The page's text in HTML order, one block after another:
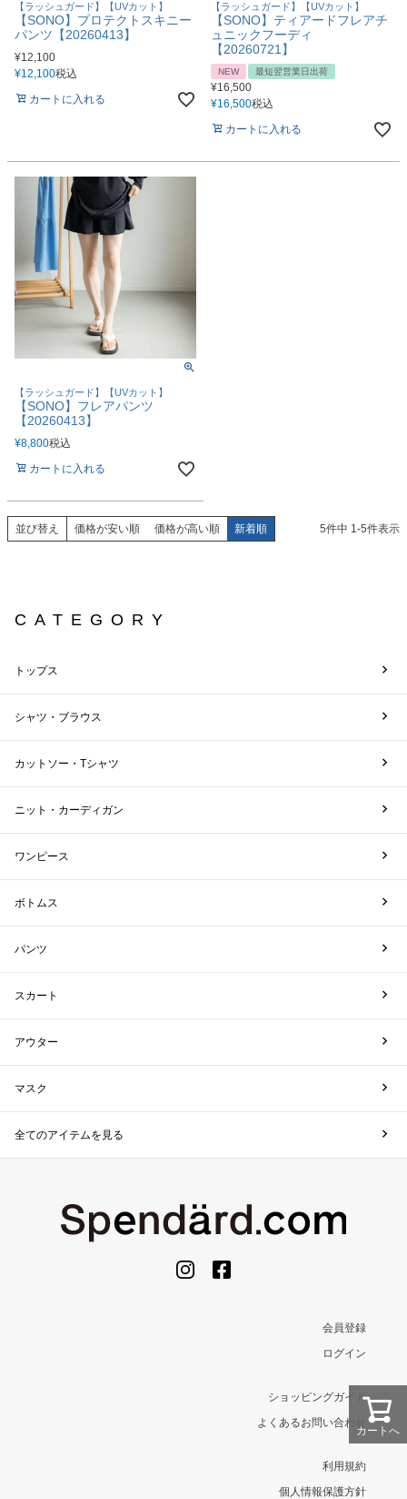
【ラッシュガード】【UVカット】
【SONO】プロテクトスキニー
パンツ【20260413】
¥12,100
¥12,100税込
カートに入れる
【ラッシュガード】【UVカット】
【SONO】ティアードフレアチ
ュニックフーディ
【20260721】
NEW 最短翌営業日出荷
¥16,500
¥16,500税込
カートに入れる
【ラッシュガード】【UVカット】
【SONO】フレアパンツ
【20260413】
¥8,800税込
カートに入れる
並び替え 価格が安い順 価格が高い順 新着順 5件中 1-5件表示
カートへ
CATEGORY
トップス
シャツ・ブラウス
カットソー・Tシャツ
ニット・カーディガン
ワンピース
ボトムス
パンツ
スカート
アウター
マスク
全てのアイテムを見る
会員登録
ログイン
ショッピングガイド
よくあるお問い合わせ
利用規約
個人情報保護方針